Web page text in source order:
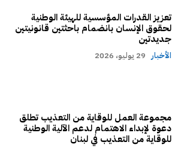
تعزيز القدرات المؤسسية للهيئة الوطنية
لحقوق الإنسان بانضمام باحثتين قانونيتين
جديدتين
الأخبار 29 يوليو، 2026
مجموعة العمل للوقاية من التعذيب تطلق
دعوة لإبداء الاهتمام لدعم الآلية الوطنية
للوقاية من التعذيب في لبنان